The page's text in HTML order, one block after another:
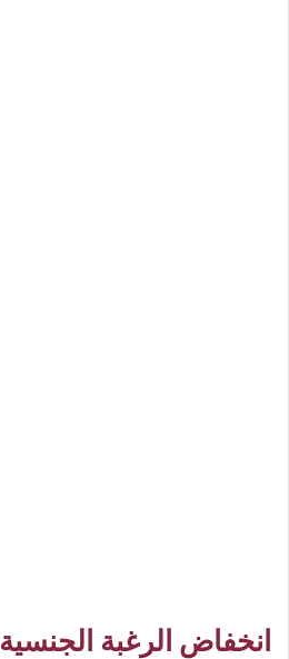
انخفاض الرغبة الجنسية